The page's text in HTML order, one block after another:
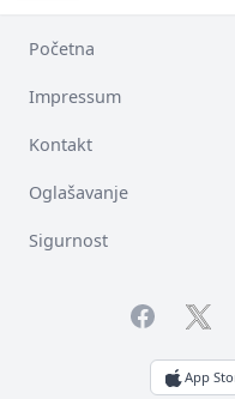
Početna
Impressum
Kontakt
Oglašavanje
Sigurnost
Facebook
App